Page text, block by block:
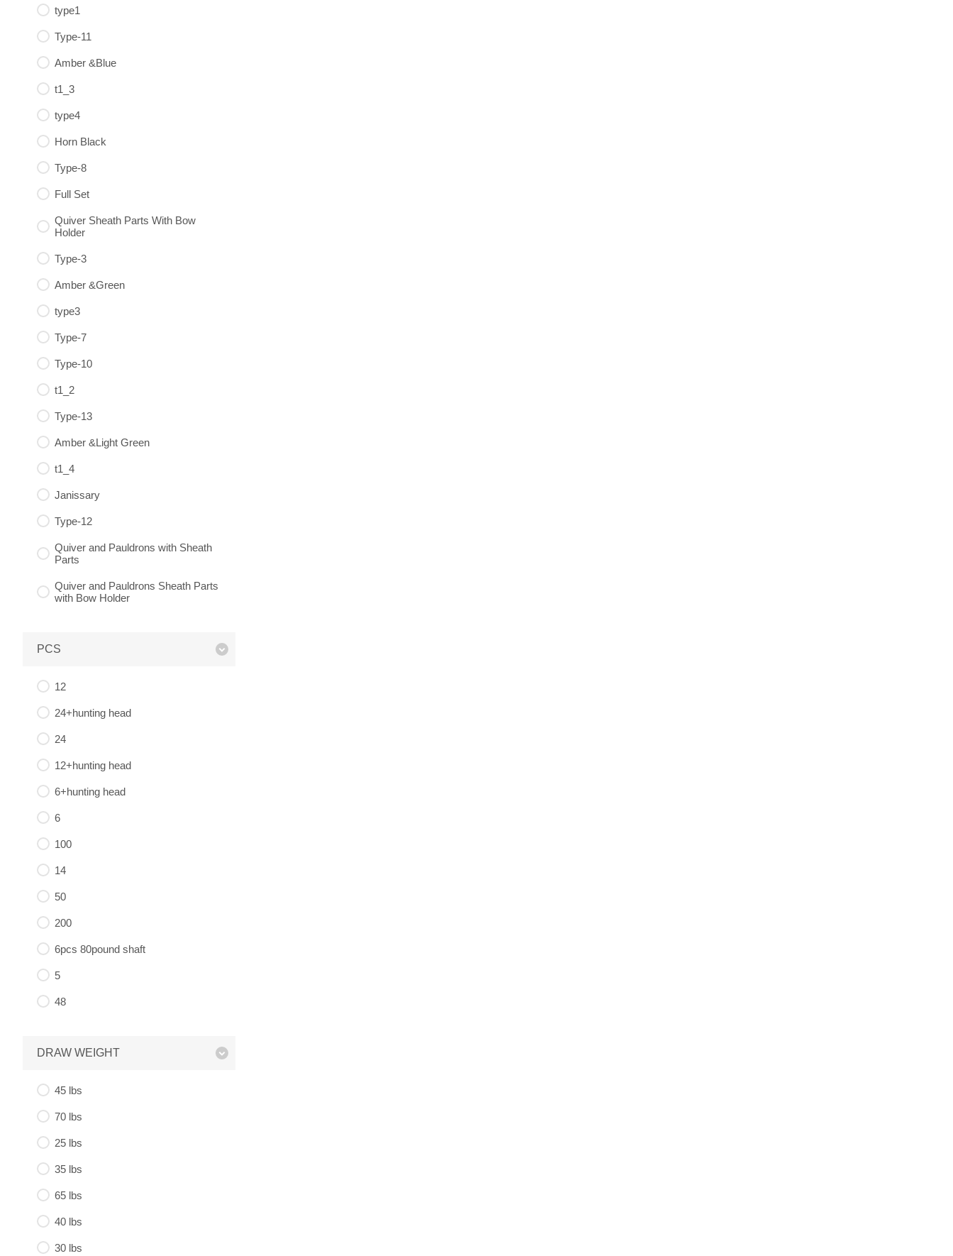
type1
Type-11
Amber &Blue
t1_3
type4
Horn Black
Type-8
Full Set
Quiver Sheath Parts With Bow
Holder
Type-3
Amber &Green
type3
Type-7
Type-10
t1_2
Type-13
Amber &Light Green
t1_4
Janissary
Type-12
Quiver and Pauldrons with Sheath
Parts
Quiver and Pauldrons Sheath Parts
with Bow Holder
PCS
12
24+hunting head
24
12+hunting head
6+hunting head
6
100
14
50
200
6pcs 80pound shaft
5
48
DRAW WEIGHT
45 lbs
70 lbs
25 lbs
35 lbs
65 lbs
40 lbs
30 lbs